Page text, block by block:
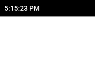
5:15:25 PM